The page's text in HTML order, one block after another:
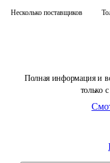
Полная информация и
только
Несколько поставщиков